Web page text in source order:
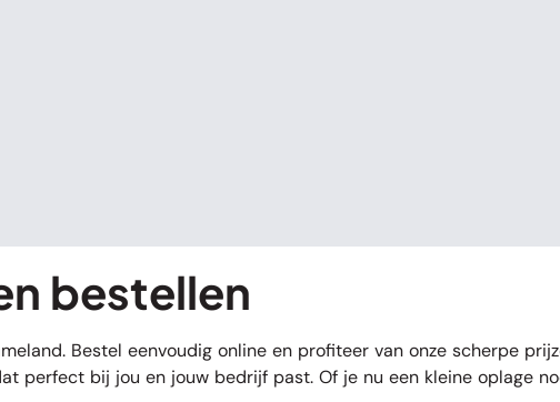
bestellen
Bestel eenvoudig online en profiteer van onze scherpe
perfect bij jou en jouw bedrijf past. Of je nu een kleine oplage